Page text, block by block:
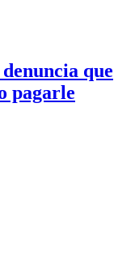
que
pagarle